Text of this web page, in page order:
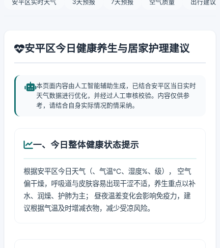
安平区实时天气 3天预报 7天预报 空气质量 出行建议
安平区今日健康养生与居家护理建议
本页面内容由人工智能辅助生成，已结合安平区当日实时
天气数据进行优化，并经过人工审核校验。内容仅供参
考，请结合自身实际情况酌情采纳。
一、今日整体健康状态提示
根据安平区今日天气（、气温℃、湿度%、级）， 空气
偏干燥，呼吸道与皮肤容易出现干涩不适，养生重点以补
水、润燥、护肺为主； 昼夜温差变化会影响免疫力，建
议根据气温及时增减衣物，减少受凉风险。